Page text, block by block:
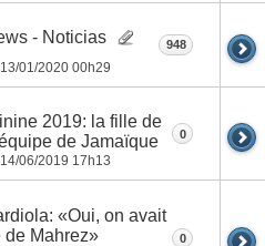
- Noticias
13/01/2020 00h29
948
2019: la fille de
de Jamaïque
14/06/2019 17h13
0
«Oui, on avait
de Mahrez»
0